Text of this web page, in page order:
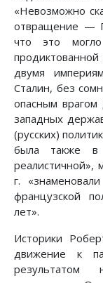
«Невозможно
отвращение —
что это
двумя
Сталин, без
опасным врагом
западных
(русских)
была также в
реалистичной»,
г.
французской
лет».
Историки
движение к
результатом